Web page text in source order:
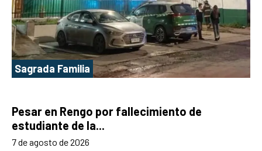
Sagrada Familia
Pesar en Rengo por fallecimiento de
estudiante de la...
7 de agosto de 2026